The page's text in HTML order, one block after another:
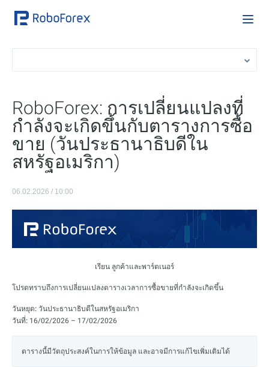
RoboForex: การเปลี่ยนแปลงที่
กำลังจะเกิดขึ้นกับตารางการซื้อ
ขาย (วันประธานาธิบดีใน
สหรัฐอเมริกา)
06.02.2026 / 10:00
เรียน ลูกค้าและพาร์ตเนอร์
โปรดทราบถึงการเปลี่ยนแปลงตารางเวลาการซื้อขายที่กำลังจะเกิดขึ้น
วันหยุด: วันประธานาธิบดีในสหรัฐอเมริกา
วันที่: 16/02/2026 – 17/02/2026
ตารางนี้มีวัตถุประสงค์ในการให้ข้อมูล และอาจมีการแก้ไขเพิ่มเติมได้